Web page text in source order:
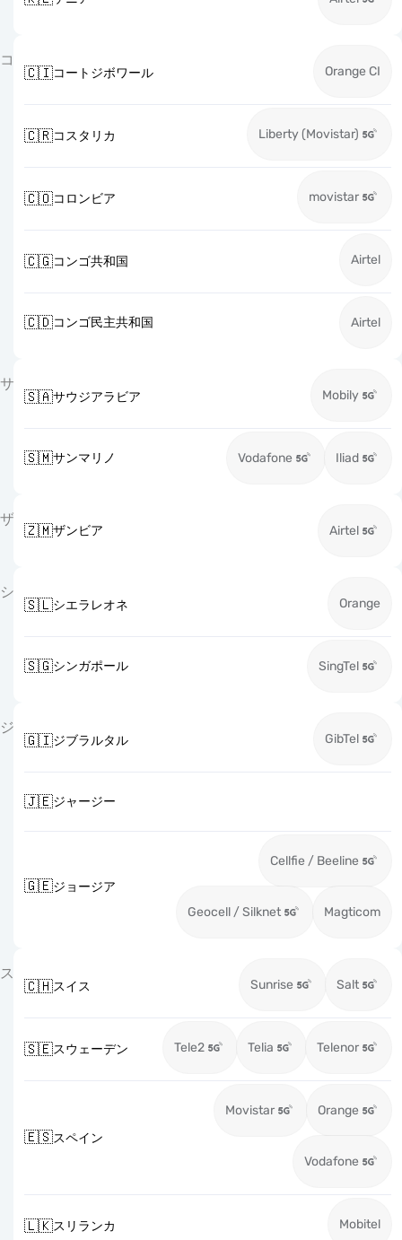
コ
🇨🇮コートジボワール Orange CI
🇨🇷コスタリカ Liberty (Movistar)
🇨🇴コロンビア movistar
🇨🇬コンゴ共和国 Airtel
🇨🇩コンゴ民主共和国 Airtel
サ
🇸🇦サウジアラビア Mobily
🇸🇲サンマリノ Vodafone Iliad
ザ
🇿🇲ザンビア Airtel
シ
🇸🇱シエラレオネ Orange
🇸🇬シンガポール SingTel
ジ
🇬🇮ジブラルタル GibTel
🇯🇪ジャージー
🇬🇪ジョージア
Cellfie / Beeline
Geocell / Silknet Magticom
ス
🇨🇭スイス Sunrise Salt
🇸🇪スウェーデン Tele2 Telia Telenor
🇪🇸スペイン
Movistar Orange
Vodafone
🇱🇰スリランカ Mobitel